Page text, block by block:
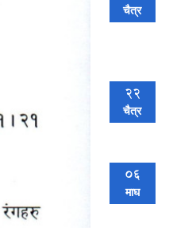
चैत्र
22
चैत्र
06
माघ